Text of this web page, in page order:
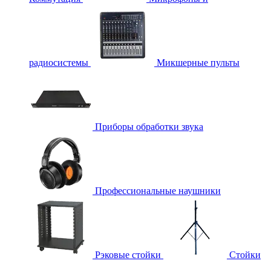
радиосистемы Микшерные пульты
Приборы обработки звука
Профессиональные наушники
Рэковые стойки Стойки